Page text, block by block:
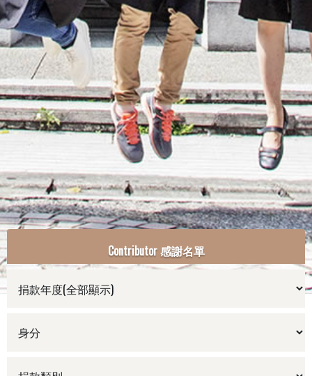
Contributor 感謝名單